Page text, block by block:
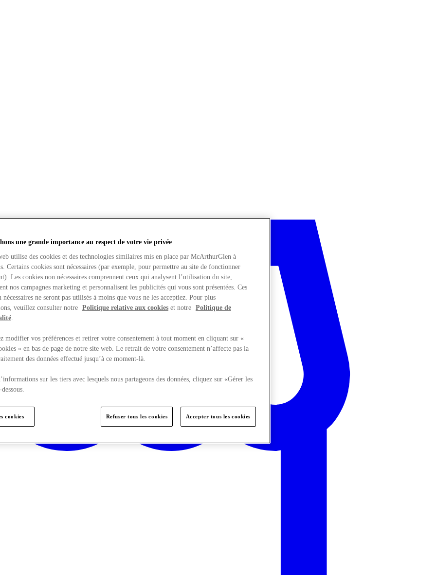
une grande importance au respect de votre vie privée
utilise des cookies et des technologies similaires mis en place par McArthurGlen à
Certains cookies sont nécessaires (par exemple, pour permettre au site de fonctionner
Les cookies non nécessaires comprennent ceux qui analysent l’utilisation du site,
nos campagnes marketing et personnalisent les publicités qui vous sont présentées. Ces
nécessaires ne seront pas utilisés à moins que vous ne les acceptiez. Pour plus
veuillez consulter notre Politique relative aux cookies et notre Politique de
.
modifier vos préférences et retirer votre consentement à tout moment en cliquant sur «
» en bas de page de notre site web. Le retrait de votre consentement n’affecte pas la
des données effectué jusqu’à ce moment-là.
sur les tiers avec lesquels nous partageons des données, cliquez sur «Gérer les
cookies Refuser tous les cookies Accepter tous les cookies